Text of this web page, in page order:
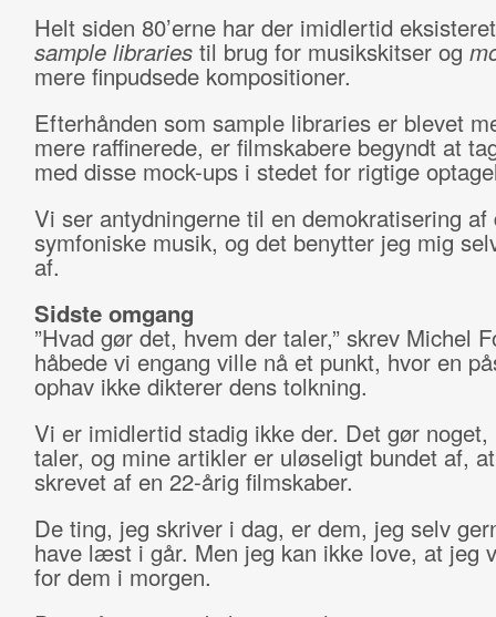
Helt siden 80’erne har der imidlertid
sample librariestil brug for musikskitser og
mere finpudsede kompositioner.
Efterhånden som sample libraries er blevet
mere raffinerede, er filmskabere begyndt at
med disse mock-ups i stedet for rigtige
Vi ser antydningerne til en demokratisering af
symfoniske musik, og det benytter jeg mig
af.
Sidste omgang
”Hvad gør det, hvem der taler,” skrev Michel
håbede vi engang ville nå et punkt, hvor en
ophav ikke dikterer dens tolkning.
Vi er imidlertid stadig ikke der. Det gør noget,
taler, og mine artikler er uløseligt bundet af,
skrevet af en 22-årig filmskaber.
De ting, jeg skriver i dag, er dem, jeg selv
have læst i går. Men jeg kan ikke love, at jeg
for dem i morgen.